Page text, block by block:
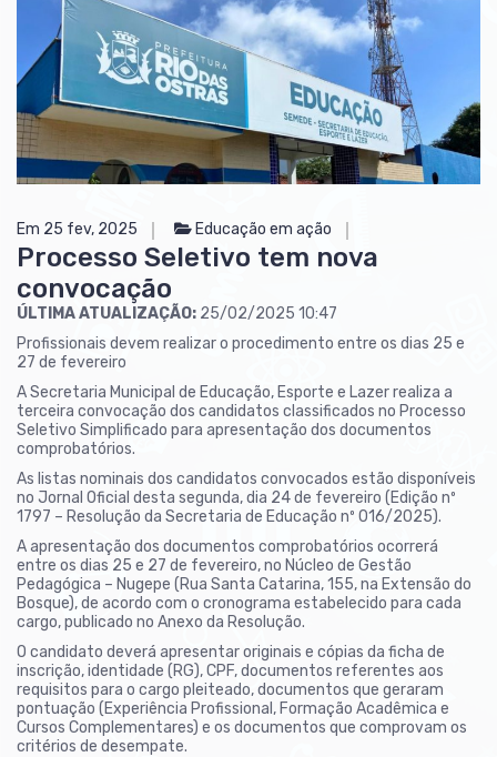
Em 25 fev, 2025 Educação em ação
Processo Seletivo tem nova
convocação
ÚLTIMA ATUALIZAÇÃO: 25/02/2025 10:47
Profissionais devem realizar o procedimento entre os dias 25 e
27 de fevereiro
A Secretaria Municipal de Educação, Esporte e Lazer realiza a
terceira convocação dos candidatos classificados no Processo
Seletivo Simplificado para apresentação dos documentos
comprobatórios.
As listas nominais dos candidatos convocados estão disponíveis
no Jornal Oficial desta segunda, dia 24 de fevereiro (Edição nº
1797 – Resolução da Secretaria de Educação nº 016/2025).
A apresentação dos documentos comprobatórios ocorrerá
entre os dias 25 e 27 de fevereiro, no Núcleo de Gestão
Pedagógica – Nugepe (Rua Santa Catarina, 155, na Extensão do
Bosque), de acordo com o cronograma estabelecido para cada
cargo, publicado no Anexo da Resolução.
O candidato deverá apresentar originais e cópias da ficha de
inscrição, identidade (RG), CPF, documentos referentes aos
requisitos para o cargo pleiteado, documentos que geraram
pontuação (Experiência Profissional, Formação Acadêmica e
Cursos Complementares) e os documentos que comprovam os
critérios de desempate.